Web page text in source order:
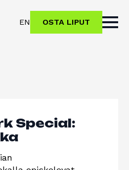
EN OSTA LIPUT
Special: